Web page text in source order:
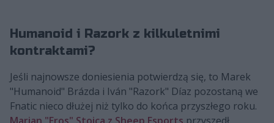
Humanoid i Razork z kilkuletnimi
kontraktami?
Jeśli najnowsze doniesienia potwierdzą się, to Marek
"Humanoid" Brázda i Iván "Razork" Díaz pozostaną we
Fnatic nieco dłużej niż tylko do końca przyszłego roku.